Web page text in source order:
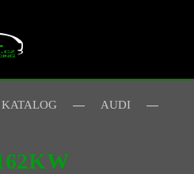
KATALOG
AUDI